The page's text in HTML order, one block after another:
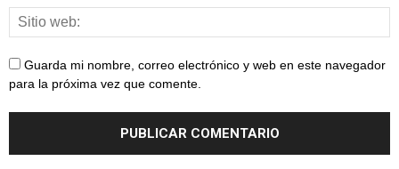
Guarda mi nombre, correo electrónico y web en este navegador
para la próxima vez que comente.